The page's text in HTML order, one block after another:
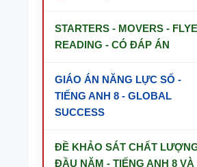
STARTERS - MOVERS -
READING - CÓ ĐÁP ÁN
GIÁO ÁN NĂNG LỰC SỐ -
TIẾNG ANH 8 - GLOBAL
SUCCESS
ĐỀ KHẢO SÁT CHẤT
ĐẦU NĂM - TIẾNG ANH 8 VÀ